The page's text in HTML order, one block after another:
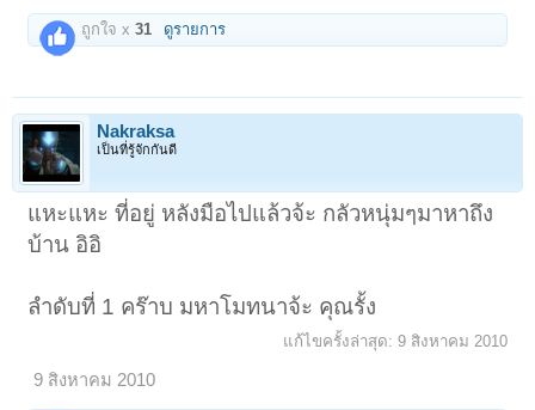
ถูกใจ x31 ดูรายการ
Nakraksa
เป็นที่รู้จักกันดี
แหะแหะ ที่อยู่ หลังมือไปแล้วจ้ะ กลัวหนุ่มๆมาหาถึง
บ้าน อิอิ
ลำดับที่ 1 คร๊าบ มหาโมทนาจ้ะ คุณรั้ง
แก้ไขครั้งล่าสุด: 9 สิงหาคม 2010
9 สิงหาคม 2010